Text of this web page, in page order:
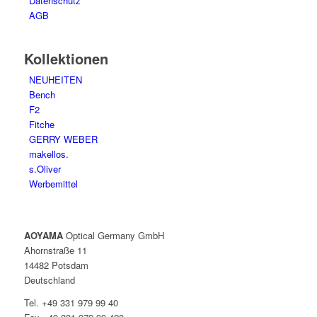
AGB
Kollektionen
NEUHEITEN
Bench
F2
Fitche
GERRY WEBER
makellos.
s.Oliver
Werbemittel
AOYAMAOptical Germany GmbH
Ahornstraße 11
14482 Potsdam
Deutschland
Tel. +49 331 979 99 40